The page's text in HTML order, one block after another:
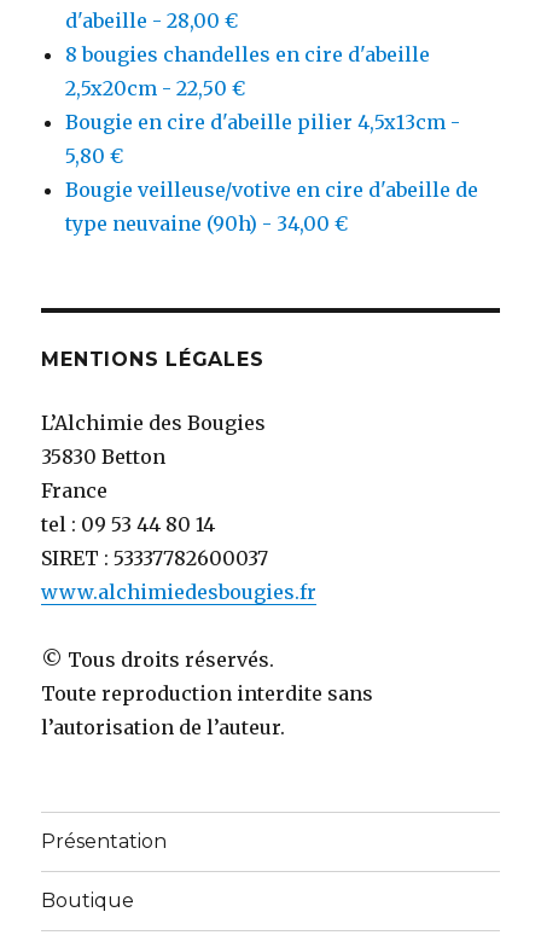
d'abeille - 28,00 €
8 bougies chandelles en cire d'abeille
2,5x20cm - 22,50 €
Bougie en cire d'abeille pilier 4,5x13cm -
5,80 €
Bougie veilleuse/votive en cire d'abeille de
type neuvaine (90h) - 34,00 €
MENTIONS LÉGALES
L’Alchimie des Bougies
35830 Betton
France
tel : 09 53 44 80 14
SIRET : 53337782600037
www.alchimiedesbougies.fr
© Tous droits réservés.
Toute reproduction interdite sans
l’autorisation de l’auteur.
Présentation
Boutique